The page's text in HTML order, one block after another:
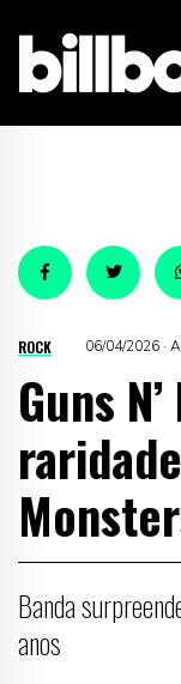
ROCK 06/04/2026 ·
Guns
Banda
anos